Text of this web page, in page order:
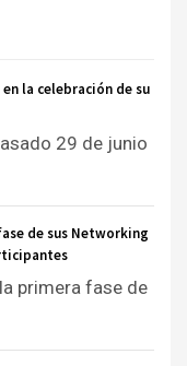
la celebración de su
29 de junio
de sus Networking
primera fase de